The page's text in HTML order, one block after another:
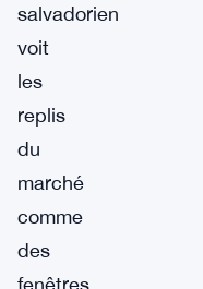
salvadorien
voit
les
replis
du
marché
comme
des
fenêtres